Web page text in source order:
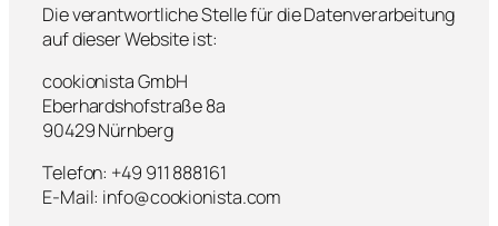
Die verantwortliche Stelle für die Datenverarbeitung
auf dieser Website ist:
cookionista GmbH
Eberhardshofstraße 8a
90429 Nürnberg
Telefon: +49 911 888161
E-Mail: info@cookionista.com